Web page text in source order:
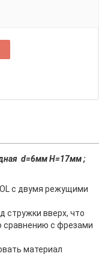
d=6мм H=17мм ;
с двумя режущими
стружки вверх, что
сравнению с фрезами
материал